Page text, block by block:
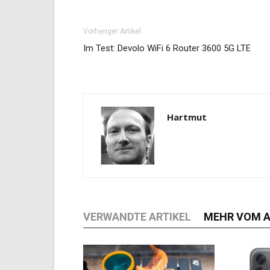
Vorheriger Artikel
Im Test: Devolo WiFi 6 Router 3600 5G LTE
Hartmut
VERWANDTE ARTIKEL MEHR VOM